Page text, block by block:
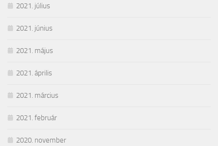
2021. július
2021. június
2021. május
2021. április
2021. március
2021. február
2020. november